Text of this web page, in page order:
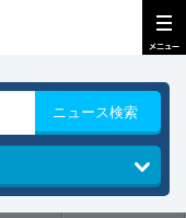
ニュース検索